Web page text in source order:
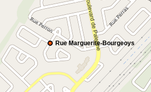
Rue Marguerite-Bourgeoys